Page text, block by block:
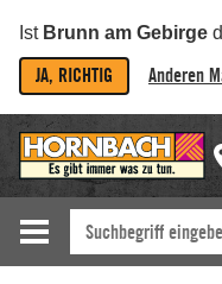
Ist Brunn am Gebirge
JA, RICHTIG Anderen